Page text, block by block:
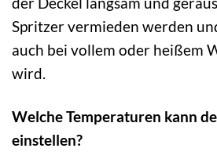
Spritzer vermieden werden
auch bei vollem oder heißem
wird.
Welche Temperaturen kann
einstellen?